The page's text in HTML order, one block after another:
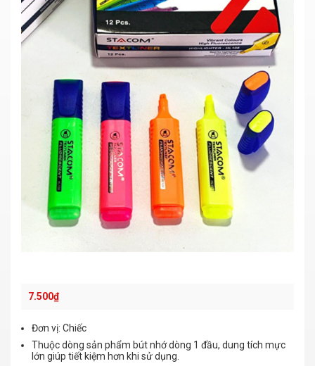
7.500₫
Đơn vị: Chiếc
Thuộc dòng sản phẩm bút nhớ dòng 1 đầu, dung tích mực
lớn giúp tiết kiệm hơn khi sử dụng.